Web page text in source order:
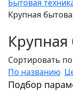
Бытовая
Крупная
Крупная
Сортировать
По названию
Подбор